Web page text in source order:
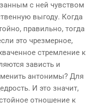
с ней чувством
выгоду. Когда
правильно, тогда
это чрезмерное,
стремление к
зависть и
антонимы? Для
И это значит,
отношение к